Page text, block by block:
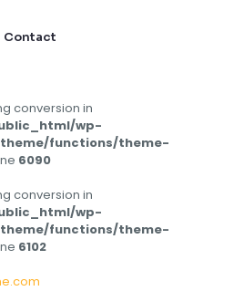
Contact
conversion in
wp-
functions/theme-
6090
conversion in
wp-
functions/theme-
6102